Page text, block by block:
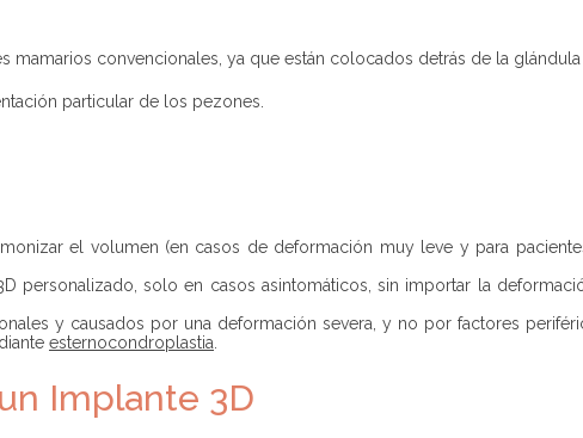
convencionales, ya que están colocados detrás de la glándula
particular de los pezones.
el volumen (en casos de deformación muy leve y para
personalizado, solo en casos asintomáticos, sin importar la
y causados por una deformación severa, y no por factores
esternocondroplastia
Implante 3D